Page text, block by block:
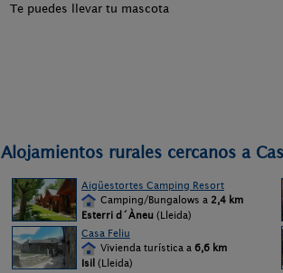
Te puedes llevar tu mascota
Alojamientos rurales cercanos a
Aigüestortes Camping Resort
Camping/Bungalows a 2,4 km
Esterri d´Àneu (Lleida)
Casa Feliu
Vivienda turística a 6,6 km
Isil (Lleida)